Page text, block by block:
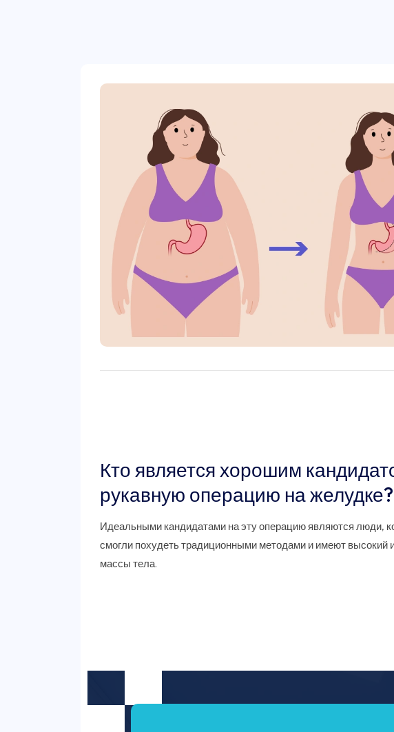
Кто является хорошим
рукавную операцию на желудке?
Идеальными кандидатами на эту операцию являются люди,
смогли похудеть традиционными методами и имеют высокий
массы тела.